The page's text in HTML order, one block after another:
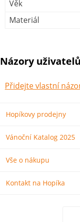
Věk
Materiál
Názory uživatelů
Přidejte vlastní
Hopíkovy prodejny
Vánoční Katalog 2025
Vše o nákupu
Kontakt na Hopíka